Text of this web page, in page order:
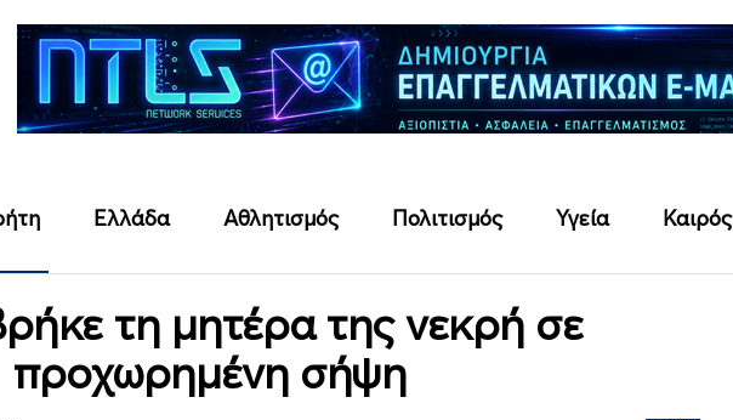
Ελλάδα Αθλητισμός Πολιτισμός Υγεία Καιρός
τη μητέρα της νεκρή σε
προχωρημένη σήψη